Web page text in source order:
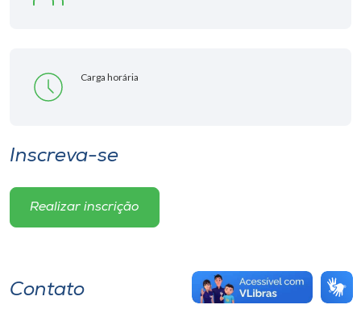
Carga horária
Inscreva-se
Realizar inscrição
Contato